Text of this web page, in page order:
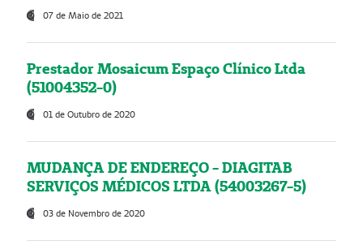
07 de Maio de 2021
Prestador Mosaicum Espaço Clínico Ltda
(51004352-0)
01 de Outubro de 2020
MUDANÇA DE ENDEREÇO - DIAGITAB
SERVIÇOS MÉDICOS LTDA (54003267-5)
03 de Novembro de 2020